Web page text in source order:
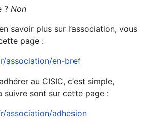
? Non
savoir plus sur l’association, vous
page :
association/en-bref
au CISIC, c’est simple,
suivre sont sur cette page :
association/adhesion